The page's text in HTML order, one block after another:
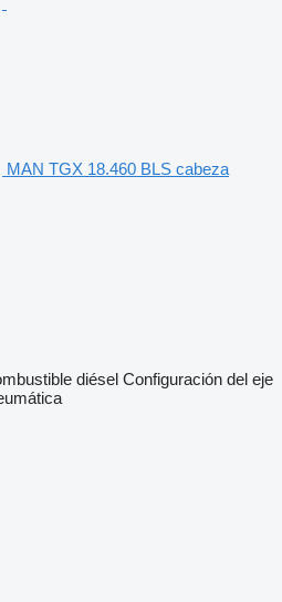
MAN TGX 18.460 BLS cabeza
diésel Configuración del eje